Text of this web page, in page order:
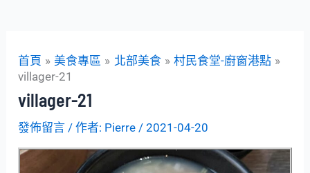
首頁 美食專區 北部美食
村民食堂-廚窗港點
villager-21
villager-21
發佈留言 / 作者: Pierre /2021-04-20